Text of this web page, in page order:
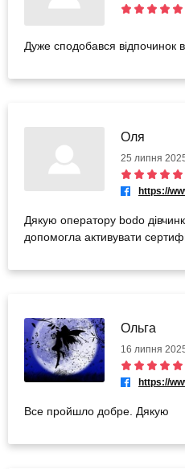
Дуже сподобався відпочинок
Оля
25 липня
Дякую оператору bodo
допомогла активувати
Ольга
16 липня
Все пройшло добре. Дякую